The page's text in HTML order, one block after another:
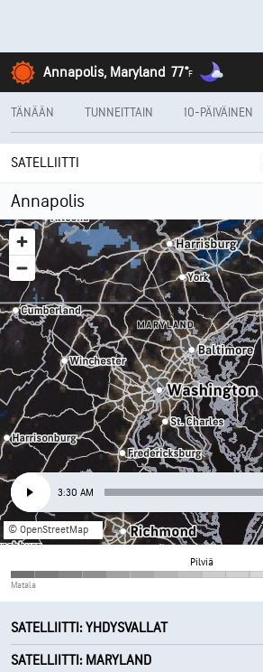
Annapolis, Maryland 77°F
TÄNÄÄN TUNNEITTAIN 10-PÄIVÄINEN
SATELLIITTI
Annapolis
3:30 AM
© OpenStreetMap
Pilviä
Matala
SATELLIITTI: YHDYSVALLAT
SATELLIITTI: MARYLAND